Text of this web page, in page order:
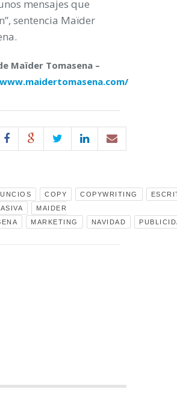
mensajes que
sentencia Maïder
Maïder Tomasena –
COPY COPYWRITING
MAIDER
MARKETING NAVIDAD